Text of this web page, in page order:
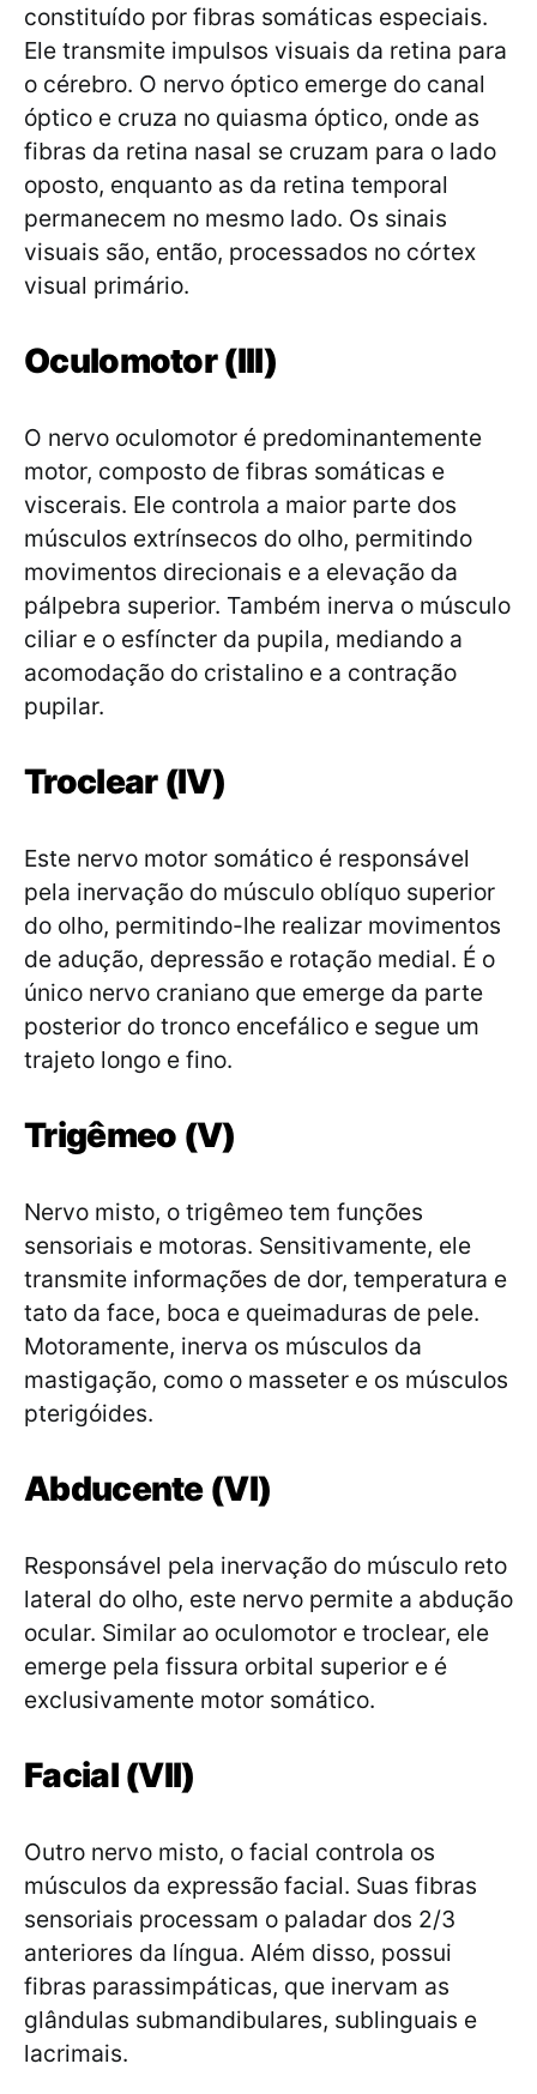
constituído por fibras somáticas especiais.
Ele transmite impulsos visuais da retina para
o cérebro. O nervo óptico emerge do canal
óptico e cruza no quiasma óptico, onde as
fibras da retina nasal se cruzam para o lado
oposto, enquanto as da retina temporal
permanecem no mesmo lado. Os sinais
visuais são, então, processados no córtex
visual primário.
Oculomotor (III)
O nervo oculomotor é predominantemente
motor, composto de fibras somáticas e
viscerais. Ele controla a maior parte dos
músculos extrínsecos do olho, permitindo
movimentos direcionais e a elevação da
pálpebra superior. Também inerva o músculo
ciliar e o esfíncter da pupila, mediando a
acomodação do cristalino e a contração
pupilar.
Troclear (IV)
Este nervo motor somático é responsável
pela inervação do músculo oblíquo superior
do olho, permitindo-lhe realizar movimentos
de adução, depressão e rotação medial. É o
único nervo craniano que emerge da parte
posterior do tronco encefálico e segue um
trajeto longo e fino.
Trigêmeo (V)
Nervo misto, o trigêmeo tem funções
sensoriais e motoras. Sensitivamente, ele
transmite informações de dor, temperatura e
tato da face, boca e queimaduras de pele.
Motoramente, inerva os músculos da
mastigação, como o masseter e os músculos
pterigóides.
Abducente (VI)
Responsável pela inervação do músculo reto
lateral do olho, este nervo permite a abdução
ocular. Similar ao oculomotor e troclear, ele
emerge pela fissura orbital superior e é
exclusivamente motor somático.
Facial (VII)
Outro nervo misto, o facial controla os
músculos da expressão facial. Suas fibras
sensoriais processam o paladar dos 2/3
anteriores da língua. Além disso, possui
fibras parassimpáticas, que inervam as
glândulas submandibulares, sublinguais e
lacrimais.